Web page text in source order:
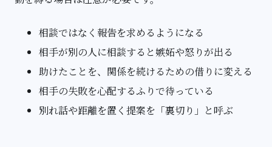
相談ではなく報告を求めるようになる
相手が別の人に相談すると嫉妬や怒りが出る
助けたことを、関係を続けるための借りに変える
相手の失敗を心配するふりで待っている
別れ話や距離を置く提案を「裏切り」と呼ぶ